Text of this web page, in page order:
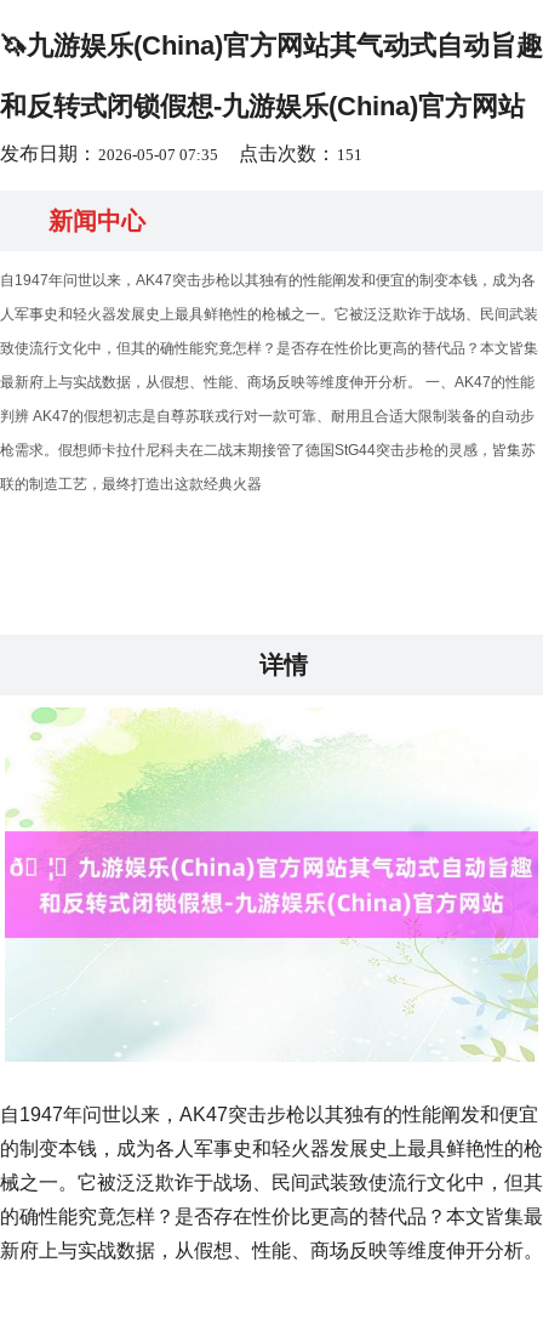
🦄九游娱乐(China)官方网站其气动式自动旨趣
和反转式闭锁假想-九游娱乐(China)官方网站
发布日期： 2026-05-07 07:35 点击次数： 151
新闻中心
自1947年问世以来，AK47突击步枪以其独有的性能阐发和便宜的制变本钱，成为各
人军事史和轻火器发展史上最具鲜艳性的枪械之一。它被泛泛欺诈于战场、民间武装
致使流行文化中，但其的确性能究竟怎样？是否存在性价比更高的替代品？本文皆集
最新府上与实战数据，从假想、性能、商场反映等维度伸开分析。 一、AK47的性能
判辨 AK47的假想初志是自尊苏联戎行对一款可靠、耐用且合适大限制装备的自动步
枪需求。假想师卡拉什尼科夫在二战末期接管了德国StG44突击步枪的灵感，皆集苏
联的制造工艺，最终打造出这款经典火器
详情
自1947年问世以来，AK47突击步枪以其独有的性能阐发和便宜
的制变本钱，成为各人军事史和轻火器发展史上最具鲜艳性的枪
械之一。它被泛泛欺诈于战场、民间武装致使流行文化中，但其
的确性能究竟怎样？是否存在性价比更高的替代品？本文皆集最
新府上与实战数据，从假想、性能、商场反映等维度伸开分析。